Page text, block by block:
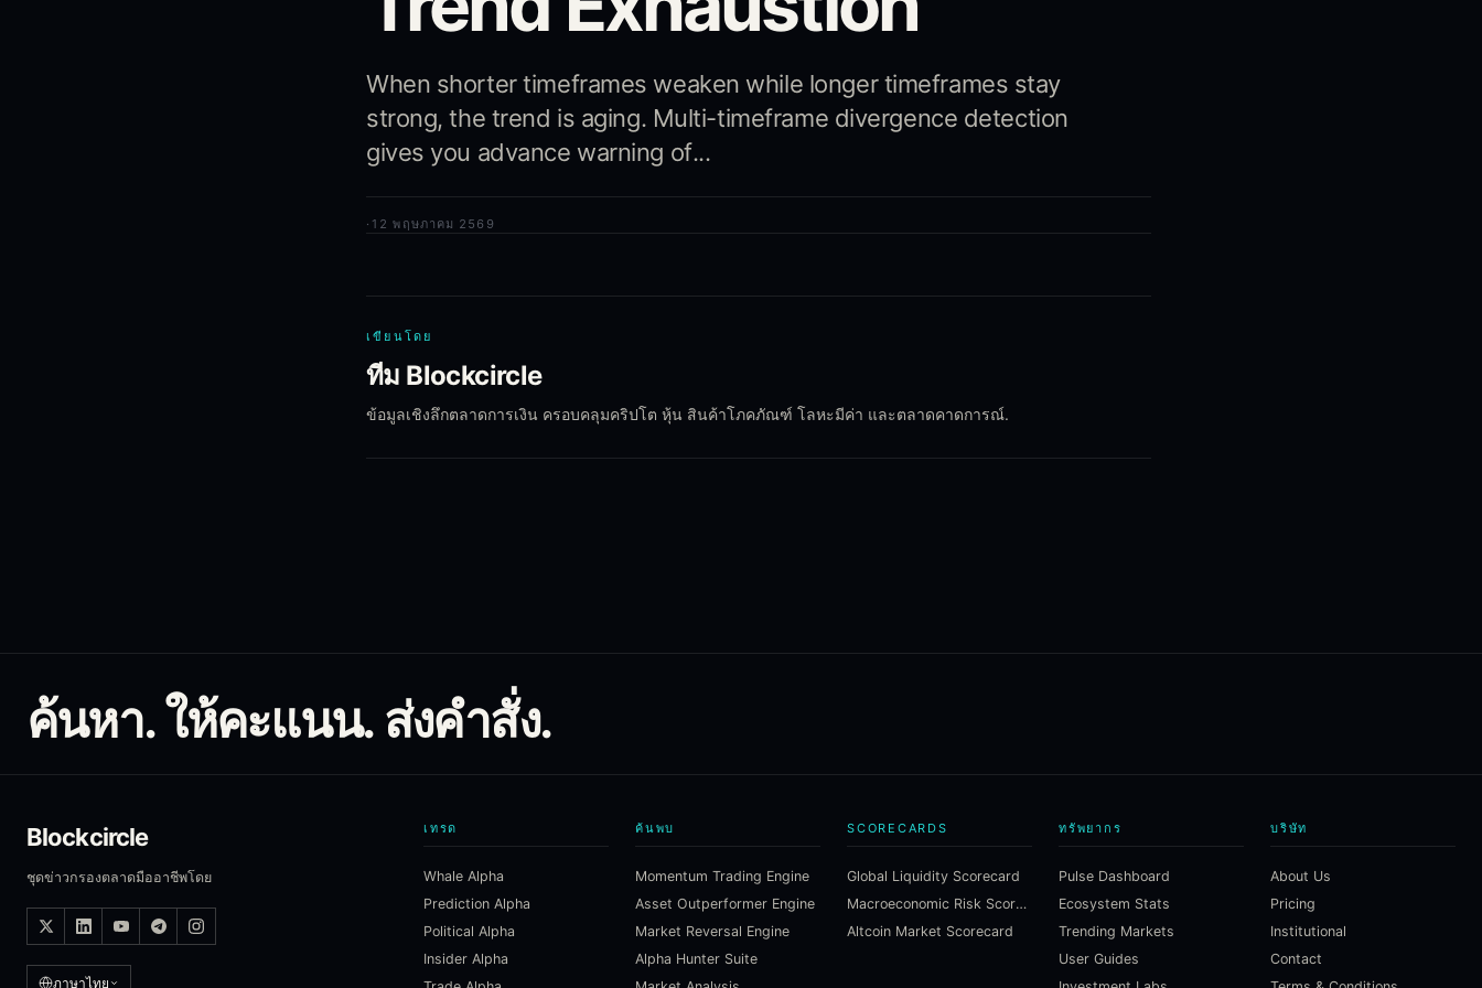
When shorter timeframes weaken while longer timeframes stay
strong, the trend is aging. Multi-timeframe divergence detection
gives you advance warning of...
· 12 พฤษภาคม 2569
เขียนโดย
ทีม Blockcircle
ข้อมูลเชิงลึกตลาดการเงิน ครอบคลุมคริปโต หุ้น สินค้าโภคภัณฑ์ โลหะมีค่า และตลาดคาดการณ์.
ค้นหา. ให้คะแนน. ส่งคำสั่ง.
Blockcircle
ชุดข่าวกรองตลาดมืออาชีพโดย
ภาษาไทย
เทรด
Whale Alpha
Prediction Alpha
Political Alpha
Insider Alpha
ค้นพบ
Momentum Trading Engine
Asset Outperformer Engine
Market Reversal Engine
Alpha Hunter Suite
SCORECARDS
Global Liquidity Scorecard
Macroeconomic Risk Scorecard
Altcoin Market Scorecard
ทรัพยากร
Pulse Dashboard
Ecosystem Stats
Trending Markets
User Guides
บริษัท
About Us
Pricing
Institutional
Contact